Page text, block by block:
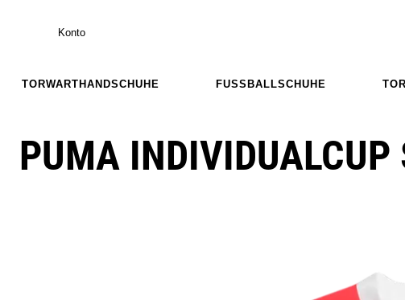
Konto
TORWARTHANDSCHUHE FUSSBALLSCHUHE
PUMA INDIVIDUALCUP